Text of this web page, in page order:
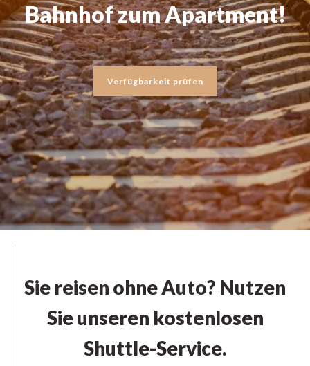
Bahnhof zum Apartment!
Verfügbarkeit prüfen
Sie reisen ohne Auto? Nutzen
Sie unseren kostenlosen
Shuttle-Service.